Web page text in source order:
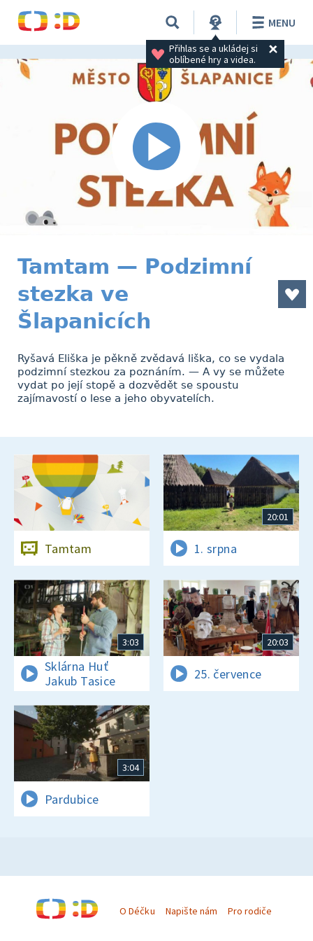
Přihlas se a ukládej si
oblíbené hry a videa.
MENU
Tamtam — Podzimní
stezka ve
Šlapanicích
Ryšavá Eliška je pěkně zvědavá liška, co se vydala
podzimní stezkou za poznáním. — A vy se můžete
vydat po její stopě a dozvědět se spoustu
zajímavostí o lese a jeho obyvatelích.
Tamtam
20:01
1. srpna
3:03
Sklárna Huť
Jakub Tasice
20:03
25. července
3:04
Pardubice
O Déčku Napište nám Pro rodiče